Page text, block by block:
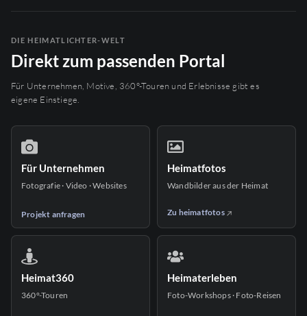
DIE HEIMATLICHTER-WELT
Direkt zum passenden Portal
Für Unternehmen, Motive, 360°-Touren und Erlebnisse gibt es
eigene Einstiege.
Für Unternehmen
Fotografie · Video · Websites
Projekt anfragen
Heimatfotos
Wandbilder aus der Heimat
Zu heimatfotos
Heimat360
360°-Touren
Heimaterleben
Foto-Workshops · Foto-Reisen